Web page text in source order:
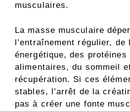
musculaires.
La masse musculaire
l’entraînement régulier, de
énergétique, des protéines
alimentaires, du sommeil
récupération. Si ces
stables, l’arrêt de la
pas à créer une fonte